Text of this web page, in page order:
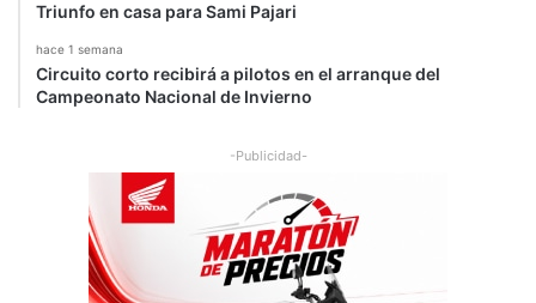
Triunfo en casa para Sami Pajari
hace 1 semana
Circuito corto recibirá a pilotos en el arranque del
Campeonato Nacional de Invierno
-Publicidad-